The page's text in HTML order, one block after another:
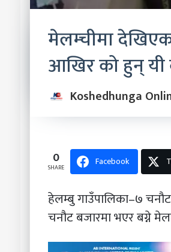
मेलम्चीमा
आखिर को हुन् यी
Koshedhunga
0
SHARE Facebook
हेलम्बु गाउँपालिका–७
चनौट बजारमा भएर बग्ने